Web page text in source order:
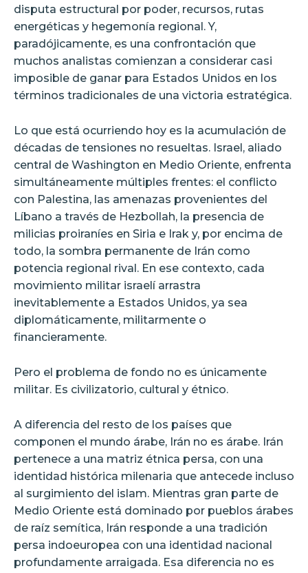
disputa estructural por poder, recursos, rutas
energéticas y hegemonía regional. Y,
paradójicamente, es una confrontación que
muchos analistas comienzan a considerar casi
imposible de ganar para Estados Unidos en los
términos tradicionales de una victoria estratégica.
Lo que está ocurriendo hoy es la acumulación de
décadas de tensiones no resueltas. Israel, aliado
central de Washington en Medio Oriente, enfrenta
simultáneamente múltiples frentes: el conflicto
con Palestina, las amenazas provenientes del
Líbano a través de Hezbollah, la presencia de
milicias proiraníes en Siria e Irak y, por encima de
todo, la sombra permanente de Irán como
potencia regional rival. En ese contexto, cada
movimiento militar israelí arrastra
inevitablemente a Estados Unidos, ya sea
diplomáticamente, militarmente o
financieramente.
Pero el problema de fondo no es únicamente
militar. Es civilizatorio, cultural y étnico.
A diferencia del resto de los países que
componen el mundo árabe, Irán no es árabe. Irán
pertenece a una matriz étnica persa, con una
identidad histórica milenaria que antecede incluso
al surgimiento del islam. Mientras gran parte de
Medio Oriente está dominado por pueblos árabes
de raíz semítica, Irán responde a una tradición
persa indoeuropea con una identidad nacional
profundamente arraigada. Esa diferencia no es